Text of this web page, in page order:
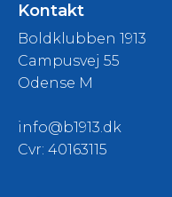
Kontakt
Boldklubben 1913
Campusvej 55
Odense M
info@b1913.dk
Cvr: 40163115